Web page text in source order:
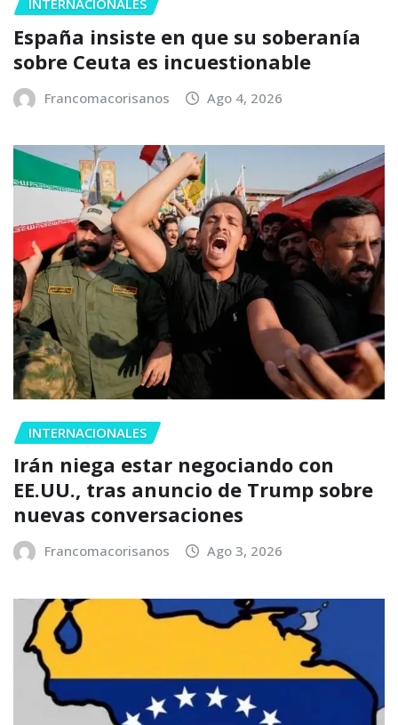
INTERNACIONALES
España insiste en que su soberanía
sobre Ceuta es incuestionable
Francomacorisanos Ago 4, 2026
INTERNACIONALES
Irán niega estar negociando con
EE.UU., tras anuncio de Trump sobre
nuevas conversaciones
Francomacorisanos Ago 3, 2026